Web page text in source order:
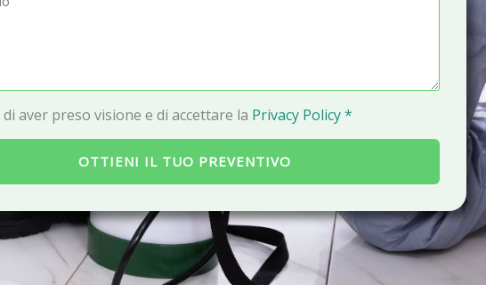
aver preso visione e di accettare la Privacy Policy *
OTTIENI IL TUO PREVENTIVO